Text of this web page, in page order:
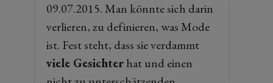
09.07.2015. Man könnte sich darin
verlieren, zu definieren, was Mode
ist. Fest steht, dass sie verdammt
viele Gesichterhat und einen